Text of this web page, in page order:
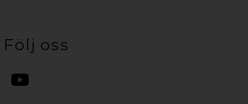
Följ oss